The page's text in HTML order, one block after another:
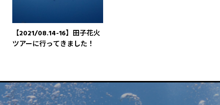
【2021/08.14-16】田子花火
ツアーに行ってきました！